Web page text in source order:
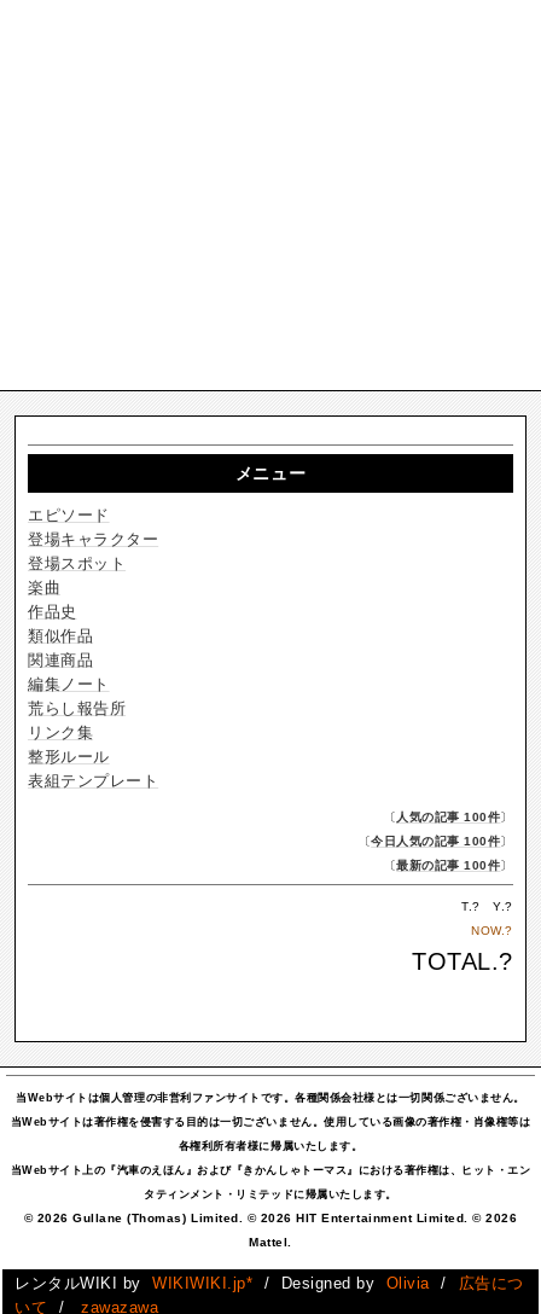
メニュー
エピソード
登場キャラクター
登場スポット
楽曲
作品史
類似作品
関連商品
編集ノート
荒らし報告所
リンク集
整形ルール
表組テンプレート
〔 人気の記事 100件〕
〔今日人気の記事 100件〕
〔最新の記事 100件〕
T.? Y.?
NOW.?
TOTAL.?
当Webサイトは個人管理の非営利ファンサイトです。各種関係会社様とは一切関係ございません。
当Webサイトは著作権を侵害する目的は一切ございません。使用している画像の著作権・肖像権等は
各権利所有者様に帰属いたします。
当Webサイト上の『汽車のえほん』および『きかんしゃトーマス』における著作権は、ヒット・エン
タティンメント・リミテッドに帰属いたします。
© 2026 Gullane (Thomas) Limited. © 2026 HIT Entertainment Limited. © 2026
Mattel.
レンタルWIKI by WIKIWIKI.jp* / Designed by Olivia /
広告につ
いて
/ zawazawa